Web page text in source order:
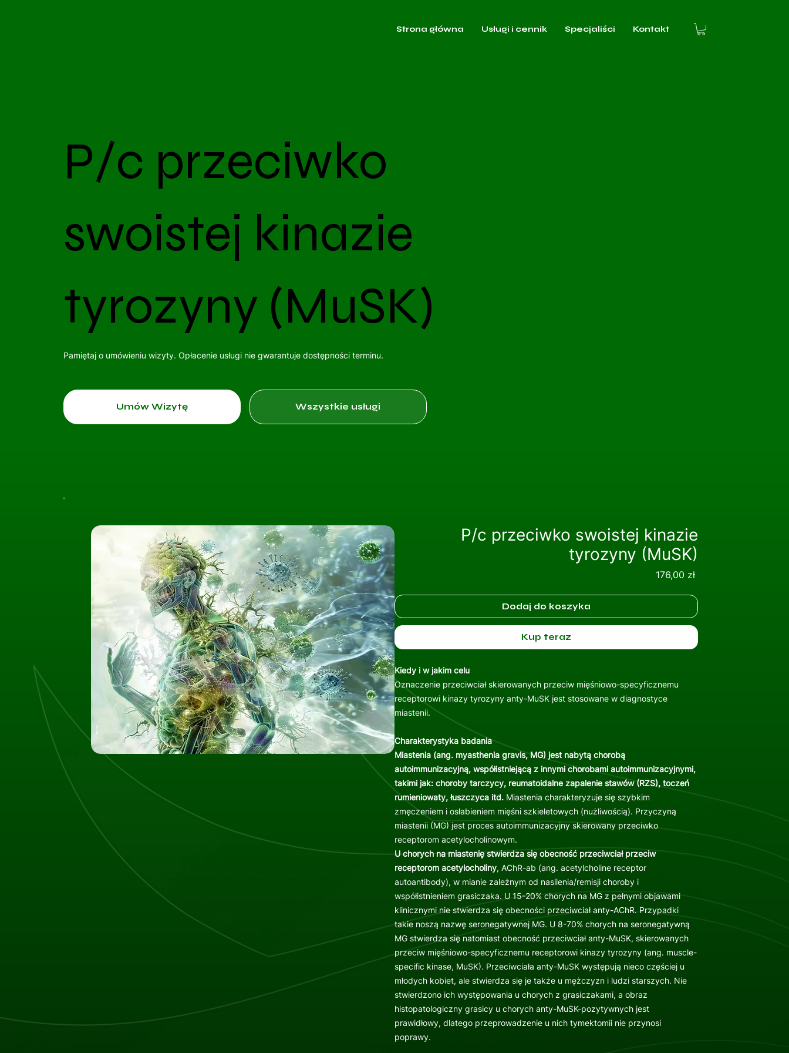
Strona główna Usługi i cennik Specjaliści Kontakt
P/c przeciwko
swoistej kinazie
tyrozyny (MuSK)
Pamiętaj o umówieniu wizyty. Opłacenie usługi nie gwarantuje dostępności terminu.
Umów Wizytę Wszystkie usługi
P/c przeciwko swoistej kinazie
tyrozyny (MuSK)
176,00 złCena
Dodaj do koszyka
Kup teraz
Kiedy i w jakim celu
Oznaczenie przeciwciał skierowanych przeciw mięśniowo-specyficznemu
receptorowi kinazy tyrozyny anty-MuSK jest stosowane w diagnostyce
miastenii.
Charakterystyka badania
Miastenia (ang. myasthenia gravis, MG) jest nabytą chorobą
autoimmunizacyjną, współistniejącą z innymi chorobami autoimmunizacyjnymi,
takimi jak: choroby tarczycy, reumatoidalne zapalenie stawów (RZS), toczeń
rumieniowaty, łuszczyca itd. Miastenia charakteryzuje się szybkim
zmęczeniem i osłabieniem mięśni szkieletowych (nużliwością). Przyczyną
miastenii (MG) jest proces autoimmunizacyjny skierowany przeciwko
receptorom acetylocholinowym.
U chorych na miastenię stwierdza się obecność przeciwciał przeciw
receptorom acetylocholiny, AChR-ab (ang. acetylcholine receptor
autoantibody), w mianie zależnym od nasilenia/remisji choroby i
współistnieniem grasiczaka. U 15-20% chorych na MG z pełnymi objawami
klinicznymi nie stwierdza się obecności przeciwciał anty-AChR. Przypadki
takie noszą nazwę seronegatywnej MG. U 8-70% chorych na seronegatywną
MG stwierdza się natomiast obecność przeciwciał anty-MuSK, skierowanych
przeciw mięśniowo-specyficznemu receptorowi kinazy tyrozyny (ang. muscle-
specific kinase, MuSK). Przeciwciała anty-MuSK występują nieco częściej u
młodych kobiet, ale stwierdza się je także u mężczyzn i ludzi starszych. Nie
stwierdzono ich występowania u chorych z grasiczakami, a obraz
histopatologiczny grasicy u chorych anty-MuSK-pozytywnych jest
prawidłowy, dlatego przeprowadzenie u nich tymektomii nie przynosi
poprawy.